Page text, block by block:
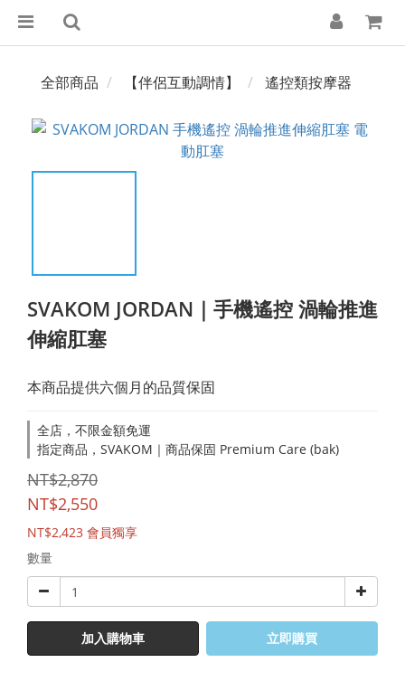
全部商品 【伴侶互動調情】 遙控類按摩器
SVAKOM JORDAN｜手機遙控 渦輪推進
伸縮肛塞
本商品提供六個月的品質保固
全店，不限金額免運
指定商品，SVAKOM｜商品保固 Premium Care (bak)
NT$2,870
NT$2,550
NT$2,423 會員獨享
數量
加入購物車 立即購買